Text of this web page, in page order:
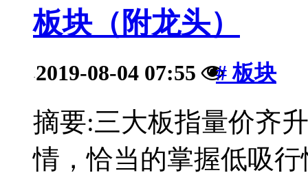
板块（附龙头）
·2019-08-04 07:55 # 板块
摘要:三大板指量价齐
情，恰当的掌握低吸